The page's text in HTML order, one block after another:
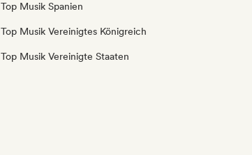
Top Musik Spanien
Top Musik Vereinigtes Königreich
Top Musik Vereinigte Staaten